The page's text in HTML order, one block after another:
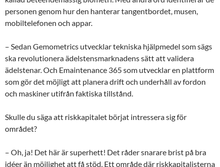
personen genom hur den hanterar tangentbordet, musen,
mobiltelefonen och appar.
– Sedan Gemometrics utvecklar tekniska hjälpmedel som sägs
ska revolutionera ädelstensmarknadens sätt att validera
ädelstenar. Och Emaintenance 365 som utvecklar en plattform
som gör det möjligt att planera drift och underhåll av fordon
och maskiner utifrån faktiska tillstånd.
Skulle du säga att riskkapitalet börjat intressera sig för
området?
– Oh, ja! Det här är superhett! Det råder snarare brist på bra
idéer än möjlighet att få stöd. Ett område där riskkapitalisterna